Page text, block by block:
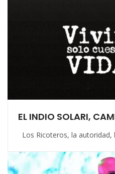
EL INDIO SOLARI,
Los Ricoteros, la autoridad,